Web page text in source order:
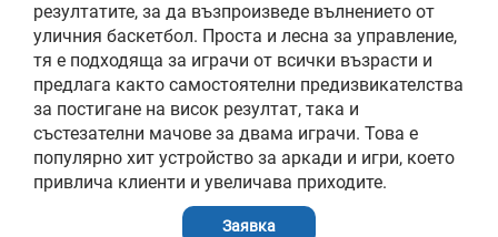
резултатите, за да възпроизведе вълнението от
уличния баскетбол. Проста и лесна за управление,
тя е подходяща за играчи от всички възрасти и
предлага както самостоятелни предизвикателства
за постигане на висок резултат, така и
състезателни мачове за двама играчи. Това е
популярно хит устройство за аркади и игри, което
привлича клиенти и увеличава приходите.
Заявка